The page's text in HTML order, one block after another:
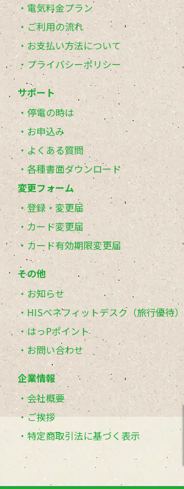
電気料金プラン
ご利用の流れ
お支払い方法について
プライバシーポリシー
サポート
停電の時は
お申込み
よくある質問
各種書面ダウンロード
変更フォーム
登録・変更届
カード変更届
カード有効期限変更届
その他
お知らせ
HISベネフィットデスク（旅行優待）
はっPポイント
お問い合わせ
企業情報
会社概要
ご挨拶
特定商取引法に基づく表示